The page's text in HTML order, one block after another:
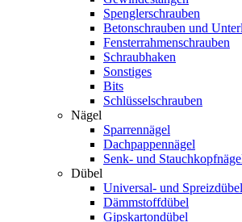
Spenglerschrauben
Betonschrauben und
Fensterrahmenschrauben
Schraubhaken
Sonstiges
Bits
Schlüsselschrauben
Nägel
Sparrennägel
Dachpappennägel
Senk- und
Dübel
Universal- und Spreizdübel
Dämmstoffdübel
Gipskartondübel